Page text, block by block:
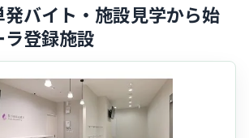
バイト・施設見学から始
登録施設